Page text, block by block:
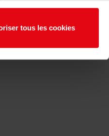
tous les cookies